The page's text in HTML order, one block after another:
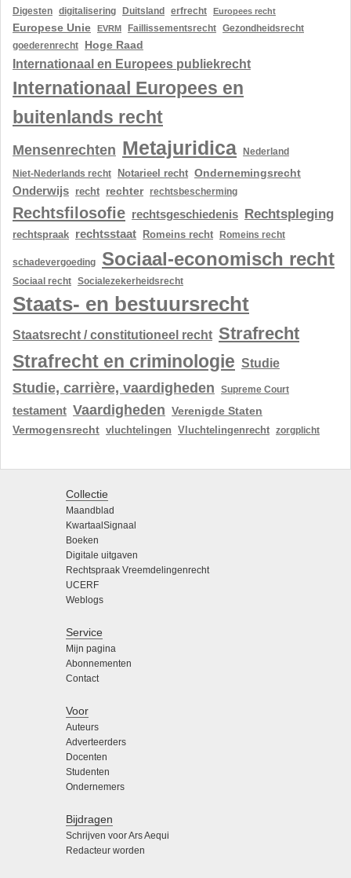
Digesten
digitalisering Duitsland erfrecht Europees recht
Europese Unie EVRM Faillissementsrecht
Gezondheidsrecht
goederenrecht
Hoge Raad
Internationaal en Europees publiekrecht
Internationaal Europees en
buitenlands recht
Mensenrechten Metajuridica
Nederland
Niet-Nederlands recht
Notarieel recht Ondernemingsrecht
Onderwijs recht rechter rechtsbescherming
Rechtsfilosofie rechtsgeschiedenis Rechtspleging
rechtspraak rechtsstaat Romeins recht Romeins recht
schadevergoeding Sociaal-economisch recht
Sociaal recht Socialezekerheidsrecht
Staats- en bestuursrecht
Staatsrecht / constitutioneel recht Strafrecht
Strafrecht en criminologie Studie
Studie, carrière, vaardigheden Supreme Court
testament Vaardigheden Verenigde Staten
Vermogensrecht vluchtelingen Vluchtelingenrecht zorgplicht
Collectie
Maandblad
KwartaalSignaal
Boeken
Digitale uitgaven
Rechtspraak Vreemdelingenrecht
UCERF
Weblogs
Service
Mijn pagina
Abonnementen
Contact
Voor
Auteurs
Adverteerders
Docenten
Studenten
Ondernemers
Bijdragen
Schrijven voor Ars Aequi
Redacteur worden